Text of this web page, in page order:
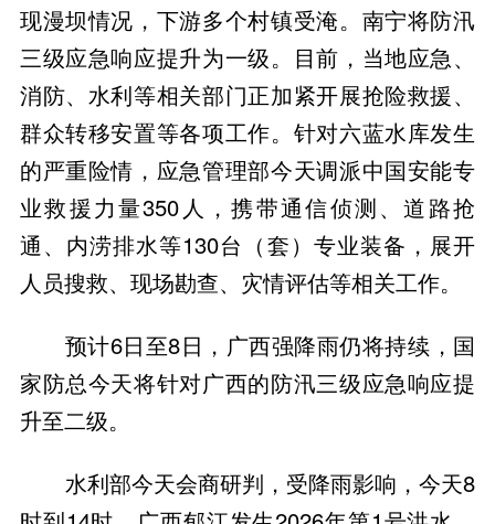
现漫坝情况，下游多个村镇受淹。南宁将防汛
三级应急响应提升为一级。目前，当地应急、
消防、水利等相关部门正加紧开展抢险救援、
群众转移安置等各项工作。针对六蓝水库发生
的严重险情，应急管理部今天调派中国安能专
业救援力量350人，携带通信侦测、道路抢
通、内涝排水等130台（套）专业装备，展开
人员搜救、现场勘查、灾情评估等相关工作。
预计6日至8日，广西强降雨仍将持续，国
家防总今天将针对广西的防汛三级应急响应提
升至二级。
水利部今天会商研判，受降雨影响，今天8